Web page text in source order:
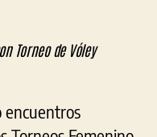
encuentros